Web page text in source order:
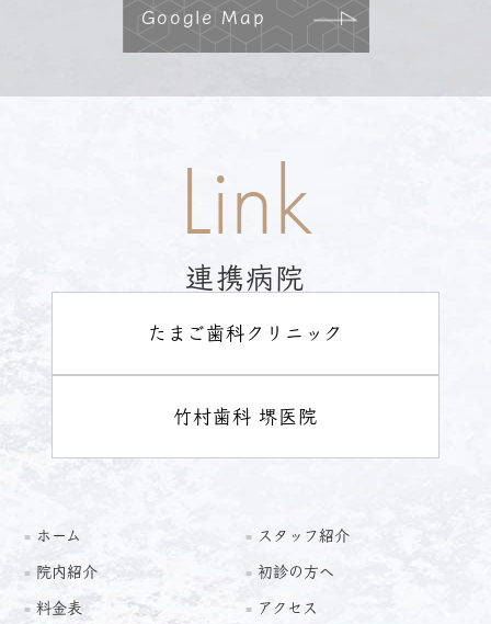
Google Map
Link
連携病院
たまご歯科クリニック
竹村歯科 堺医院
ホーム スタッフ紹介
院内紹介 初診の方へ
料金表 アクセス